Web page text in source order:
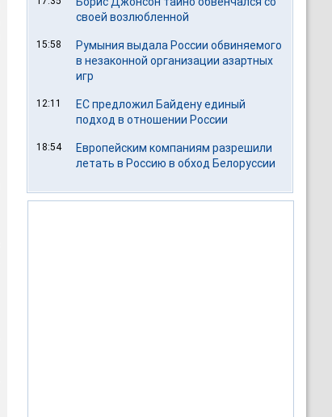
своей возлюбленной
15:58
Румыния выдала России обвиняемого
в незаконной организации азартных
игр
12:11
ЕС предложил Байдену единый
подход в отношении России
18:54
Европейским компаниям разрешили
летать в Россию в обход Белоруссии